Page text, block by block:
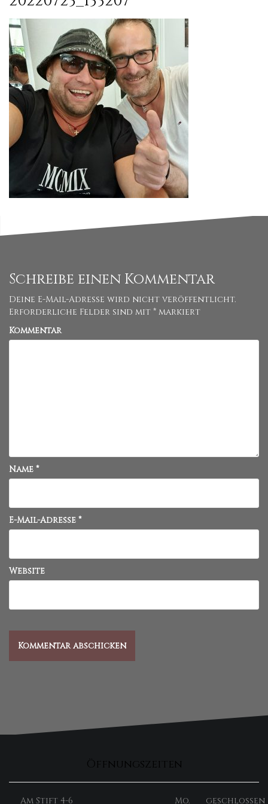
Schreibe einen Kommentar
Deine E-Mail-Adresse wird nicht veröffentlicht.
Erforderliche Felder sind mit * markiert
Kommentar
Name *
E-Mail-Adresse *
Website
Öffnungszeiten
Mo. geschlossen
Am Stift 4-6